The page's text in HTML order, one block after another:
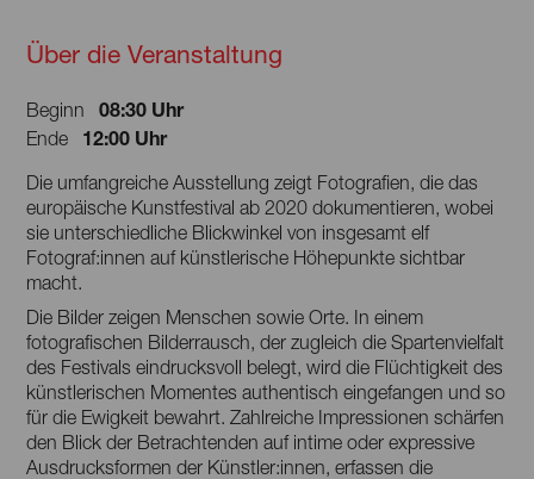
Über die Veranstaltung
Beginn 08:30 Uhr
Ende 12:00 Uhr
Die umfangreiche Ausstellung zeigt Fotografien, die das
europäische Kunstfestival ab 2020 dokumentieren, wobei
sie unterschiedliche Blickwinkel von insgesamt elf
Fotograf:innen auf künstlerische Höhepunkte sichtbar
macht.
Die Bilder zeigen Menschen sowie Orte. In einem
fotografischen Bilderrausch, der zugleich die Spartenvielfalt
des Festivals eindrucksvoll belegt, wird die Flüchtigkeit des
künstlerischen Momentes authentisch eingefangen und so
für die Ewigkeit bewahrt. Zahlreiche Impressionen schärfen
den Blick der Betrachtenden auf intime oder expressive
Ausdrucksformen der Künstler:innen, erfassen die